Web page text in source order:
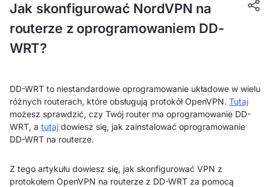
Jak skonfigurować NordVPN na
routerze z oprogramowaniem DD-
WRT?
DD-WRT to niestandardowe oprogramowanie układowe w wielu
różnych routerach, które obsługują protokół OpenVPN. Tutaj
możesz sprawdzić, czy Twój router ma oprogramowanie DD-
WRT, a tutaj dowiesz się, jak zainstalować oprogramowanie
DD-WRT na routerze.
Z tego artykułu dowiesz się, jak skonfigurować VPN z
protokołem OpenVPN na routerze z DD-WRT za pomocą